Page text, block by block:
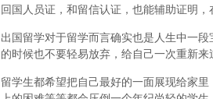
回国人员证，和留信认证，也能辅助证明
出国留学对于留学而言确实也是人生中一
的时候也不要轻易放弃，给自己一次重新来
留学生都希望把自己最好的一面展现给家